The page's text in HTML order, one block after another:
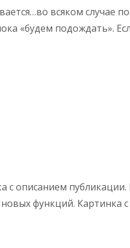
всяком случае
«будем подождать».
описанием
функций. Картинка